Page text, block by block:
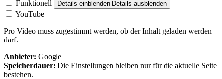
Funktionell
Details einblenden Details ausblenden
YouTube
Pro Video muss zugestimmt werden, ob der Inhalt geladen werden
darf.
Anbieter: Google
Speicherdauer: Die Einstellungen bleiben nur für die aktuelle Seite
bestehen.